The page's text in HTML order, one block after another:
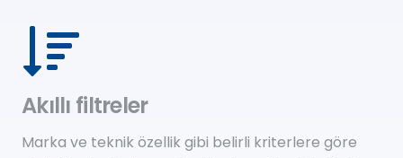
Akıllı filtreler
Marka ve teknik özellik gibi belirli kriterlere göre